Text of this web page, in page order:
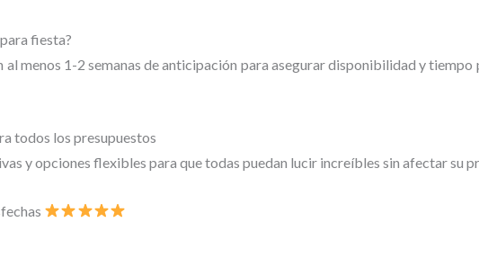
fiesta?
al menos 1-2 semanas de anticipación para asegurar disponibilidad y
todos los presupuestos
y opciones flexibles para que todas puedan lucir increíbles sin afectar su